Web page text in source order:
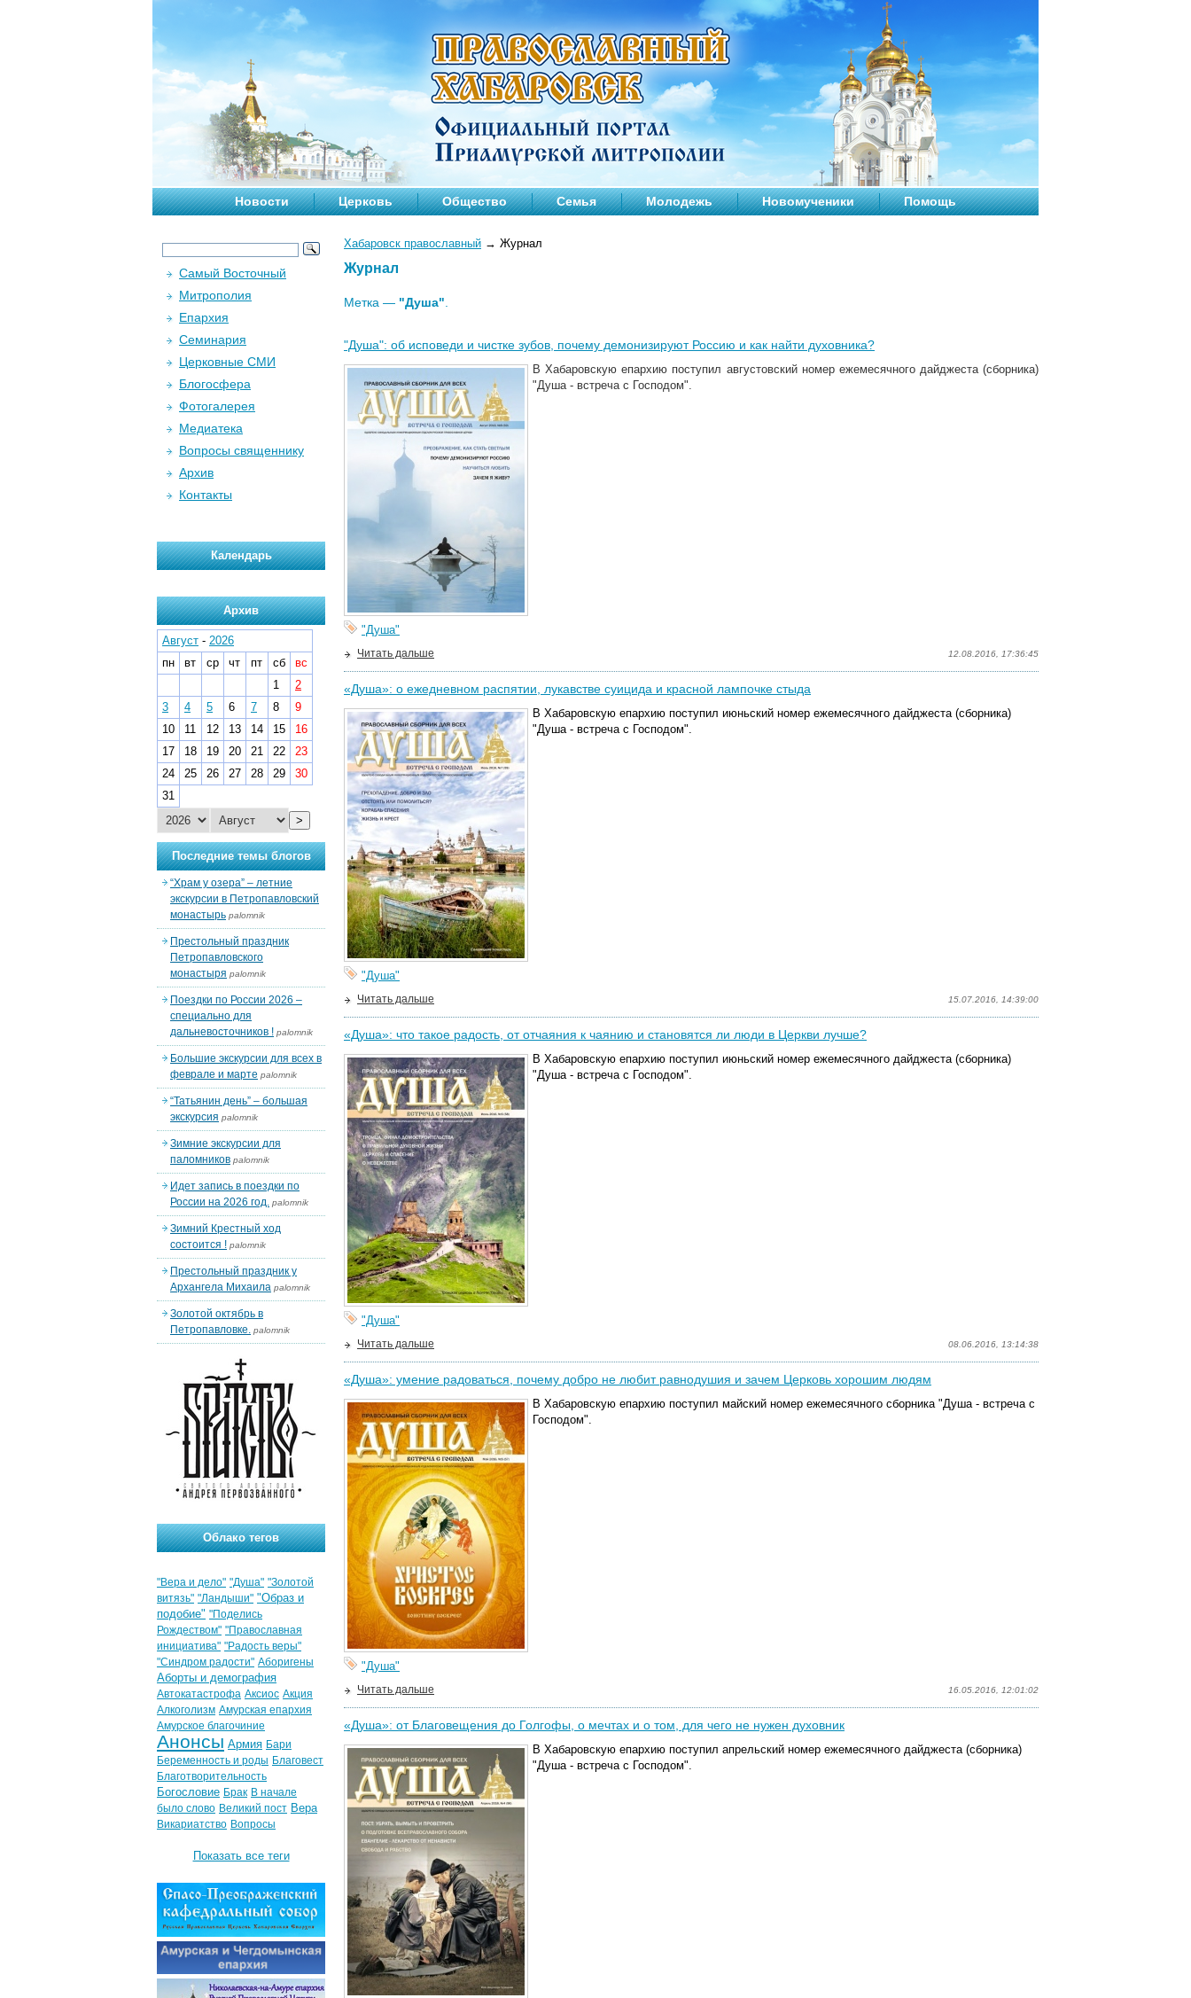
Новости Церковь Общество Семья Молодежь Новомученики Помощь
Хабаровск православный → Журнал
Журнал
Метка — "Душа"
"Душа": об исповеди и чистке зубов, почему демонизируют Россию и как найти духовника?
В Хабаровскую епархию поступил августовский номер ежемесячного дайджеста (сборника)
"Душа - встреча с Господом".
"Душа"
12.08.2016, 17:36:45
Читать дальше
«Душа»: о ежедневном распятии, лукавстве суицида и красной лампочке стыда
В Хабаровскую епархию поступил июньский номер ежемесячного дайджеста (сборника)
"Душа - встреча с Господом".
"Душа"
15.07.2016, 14:39:00
Читать дальше
«Душа»: что такое радость, от отчаяния к чаянию и становятся ли люди в Церкви лучше?
В Хабаровскую епархию поступил июньский номер ежемесячного дайджеста (сборника)
"Душа - встреча с Господом".
"Душа"
08.06.2016, 13:14:38
Читать дальше
«Душа»: умение радоваться, почему добро не любит равнодушия и зачем Церковь хорошим людям
В Хабаровскую епархию поступил майский номер ежемесячного сборника "Душа - встреча с
Господом".
"Душа"
16.05.2016, 12:01:02
Читать дальше
«Душа»: от Благовещения до Голгофы, о мечтах и о том, для чего не нужен духовник
В Хабаровскую епархию поступил апрельский номер ежемесячного дайджеста (сборника)
"Душа - встреча с Господом".
Самый Восточный
Митрополия
Епархия
Семинария
Церковные СМИ
Блогосфера
Фотогалерея
Медиатека
Вопросы священнику
Архив
Контакты
Календарь
Архив
Август - 2026
пн
вт ср чт пт сб
вс
1
2
3
4 5 6 7 8
9
10
11 12 13 14 15
16
17
18 19 20 21 22
23
24
25 26 27 28 29
30
31
>
Последние темы блогов
“Храм у озера” – летние
экскурсии в Петропавловский
монастырь palomnik
Престольный праздник
Петропавловского
монастыря palomnik
Поездки по России 2026 –
специально для
дальневосточников ! palomnik
Большие экскурсии для всех в
феврале и марте palomnik
“Татьянин день” – большая
экскурсия palomnik
Зимние экскурсии для
паломников palomnik
Идет запись в поездки по
России на 2026 год. palomnik
Зимний Крестный ход
состоится ! palomnik
Престольный праздник у
Архангела Михаила palomnik
Золотой октябрь в
Петропавловке. palomnik
Облако тегов
"Вера и дело" "Душа" "Золотой
витязь" "Ландыши" "Образ и
подобие" "Поделись
Рождеством" "Православная
инициатива" "Радость веры"
"Синдром радости" Аборигены
Аборты и демография
Автокатастрофа Аксиос Акция
Алкоголизм Амурская епархия
Амурское благочиние
Анонсы Армия Бари
Беременность и роды Благовест
Благотворительность
Богословие Брак В начале
было слово Великий пост Вера
Викариатство Вопросы
Показать все теги